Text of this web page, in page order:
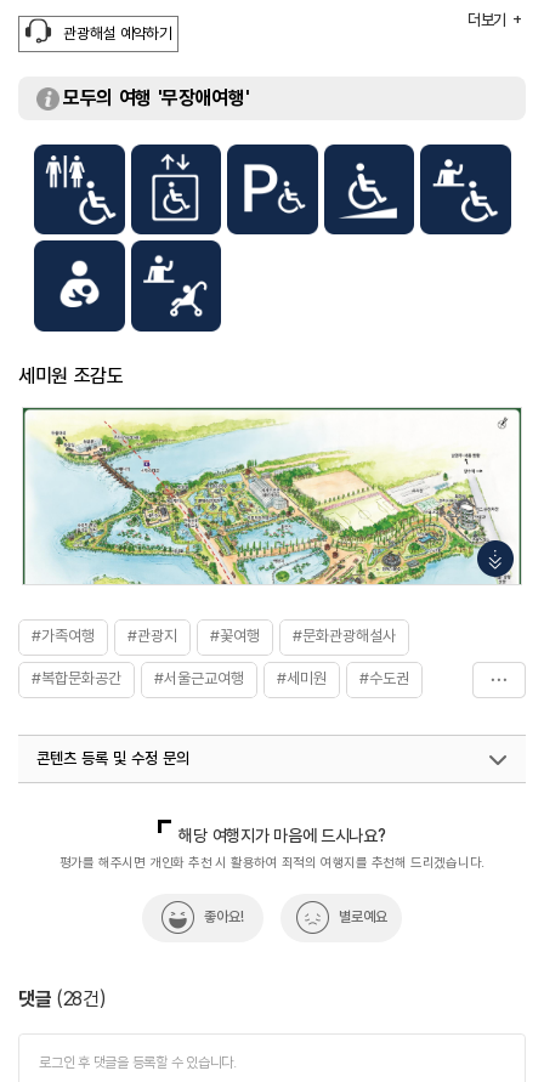
주차
가능
체험 프로그램
체험가능 연령
프로그램별 상이함
이용가능시설
정원 / 세한정 / 상춘원 / 세족대 / 빅토리아 연못 등
주차요금
무료
- 성인 : 7,000원
- 만 6세 이상 어린이 / 청소년 / 65세 이상 경로 / 장애인
4~6급 : 4,000원
- 단체 (30인 이상) : 4,000원
※ 무료
- 5세 이하/ 장애인 1 ~3급 본인 및 동반 보호자 1인/
국가유공자 및 배우자 / 현역사병 / 기초생활수급 1종 대상자
더보기
관광해설 예약하기
모두의 여행 '무장애여행'
세미원 조감도
#가족여행 #관광지 #꽃여행 #문화관광해설사
#복합문화공간 #서울근교여행 #세미원 #수도권
#연인과함께 #예술
콘텐츠 등록 및 수정 문의
열린관광콘텐츠팀(열린관광-모두의여행)
033-738-3425
해당 여행지가 마음에 드시나요?
평가를 해주시면 개인화 추천 시 활용하여 최적의 여행지를 추천해 드리겠습니다.
좋아요! 별로예요
댓글 (28건)